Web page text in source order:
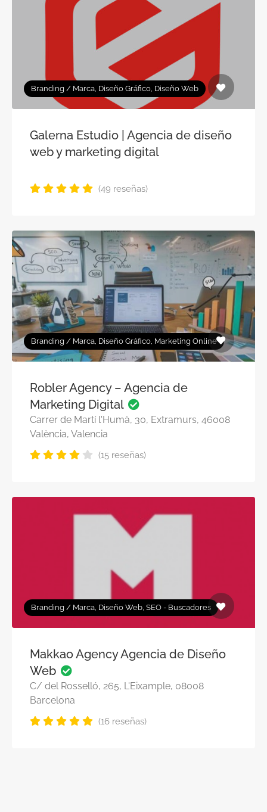
Branding / Marca, Diseño Gráfico, Diseño Web
Galerna Estudio | Agencia de diseño
web y marketing digital
(49 reseñas)
Branding / Marca, Diseño Gráfico, Marketing Online
Robler Agency – Agencia de
Marketing Digital
Carrer de Martí l'Humà, 30, Extramurs, 46008
València, Valencia
(15 reseñas)
Branding / Marca, Diseño Web, SEO - Buscadores
Makkao Agency Agencia de Diseño
Web
C/ del Rosselló, 265, L'Eixample, 08008
Barcelona
(16 reseñas)